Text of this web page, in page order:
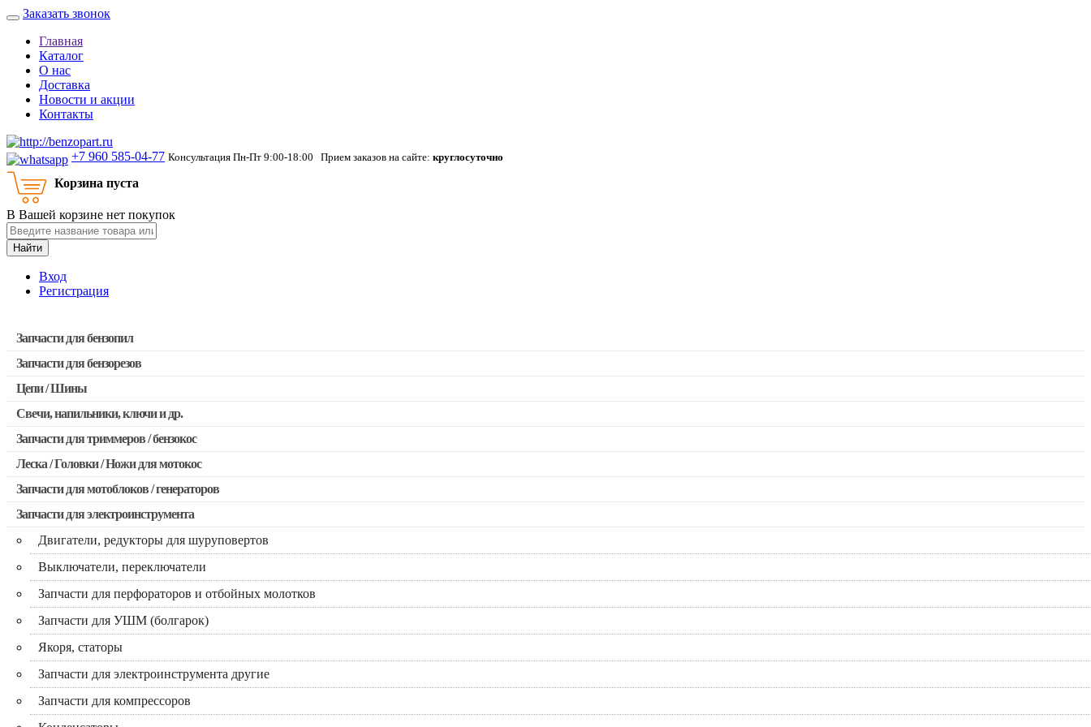
Заказать звонок
Главная
Каталог
О нас
Доставка
Новости и акции
Контакты
+7 960 585-04-77 Консультация Пн-Пт 9:00-18:00 Прием заказов на сайте: круглосуточно
Корзина пуста
В Вашей корзине нет покупок
Найти
Вход
Регистрация
Запчасти для бензопил
Запчасти для бензопил Stihl
Запчасти для бензопил Husqvarna, Partner
Запчасти для Китайских бензопил
Запчасти для бензопил Oleo-mac, Echo и др.
Запчасти для бензорезов
Цепи / Шины
Свечи, напильники, ключи и др.
Запчасти для триммеров / бензокос
Запчасти для Китайских триммеров
Запчасти для мотокос Stihl / Husqvarna / Oleo-mac / Echo и др.
Леска / Головки / Ножи для мотокос
Запчасти для мотоблоков / генераторов
Запчасти для электроинструмента
Двигатели, редукторы для шуруповертов
Выключатели, переключатели
Запчасти для перфораторов и отбойных молотков
Запчасти для УШМ (болгарок)
Якоря, статоры
Запчасти для электроинструмента другие
Запчасти для компрессоров